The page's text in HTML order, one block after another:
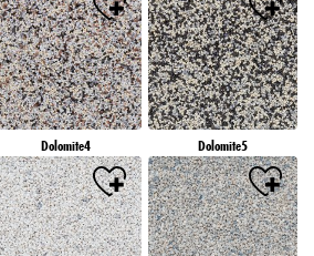
Dolomite4 Dolomite5